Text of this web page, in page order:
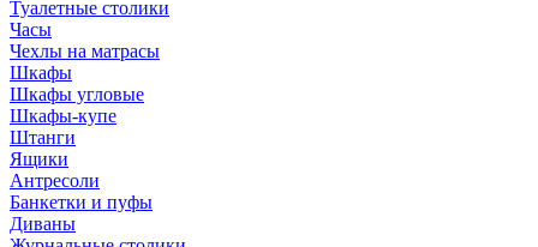
Туалетные столики
Часы
Чехлы на матрасы
Шкафы
Шкафы угловые
Шкафы-купе
Штанги
Ящики
Антресоли
Банкетки и пуфы
Диваны